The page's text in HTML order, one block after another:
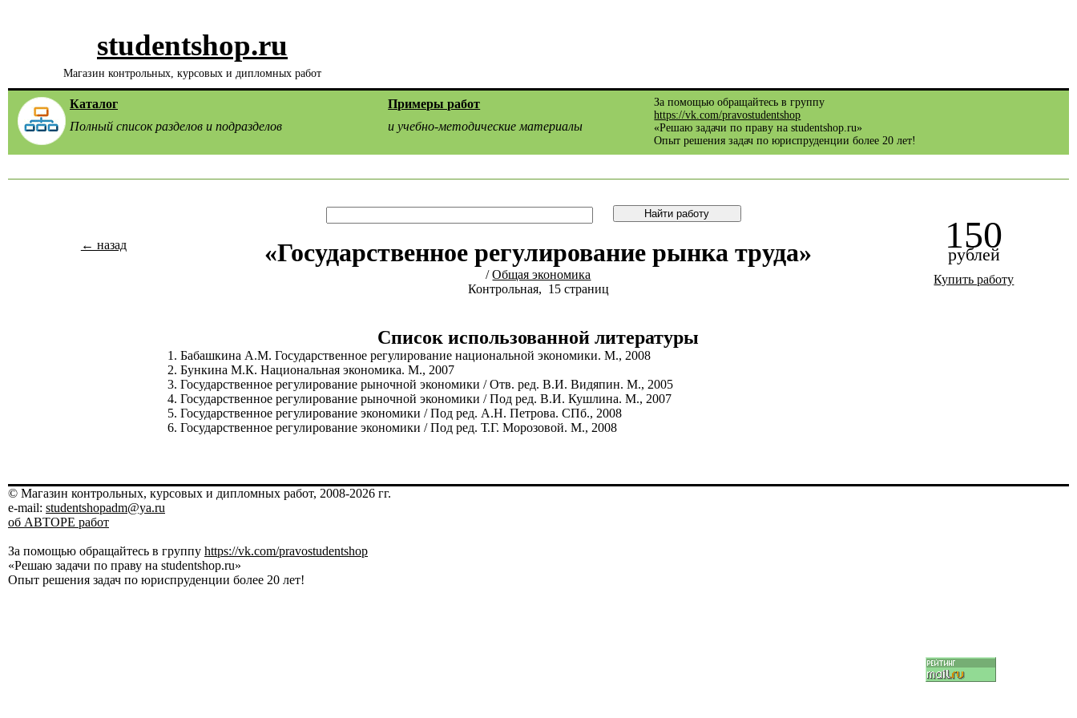
studentshop.ru
Магазин контрольных, курсовых и дипломных работ
Каталог
Полный список разделов и подразделов
Примеры работ
и учебно-методические материалы
За помощью обращайтесь в группу
https://vk.com/pravostudentshop
«Решаю задачи по праву на studentshop.ru»
Опыт решения задач по юриспруденции более 20 лет!
← назад «Государственное регулирование рынка труда»
/Общая экономика
Контрольная, 15 страниц
Список использованной литературы
1. Бабашкина А.М. Государственное регулирование национальной экономики. М., 2008
2. Бункина М.К. Национальная экономика. М., 2007
3. Государственное регулирование рыночной экономики / Отв. ред. В.И. Видяпин. М., 2005
4. Государственное регулирование рыночной экономики / Под ред. В.И. Кушлина. М., 2007
5. Государственное регулирование экономики / Под ред. А.Н. Петрова. СПб., 2008
6. Государственное регулирование экономики / Под ред. Т.Г. Морозовой. М., 2008
150
рублей
© Магазин контрольных, курсовых и дипломных работ, 2008-2026 гг.
e-mail: studentshopadm@ya.ru
об АВТОРЕ работ
За помощью обращайтесь в группу https://vk.com/pravostudentshop
«Решаю задачи по праву на studentshop.ru»
Опыт решения задач по юриспруденции более 20 лет!